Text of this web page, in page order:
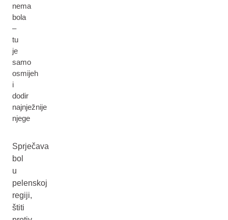
nema
bola
–
tu
je
samo
osmijeh
i
dodir
najnježnije
njege
Sprječava
bol
u
pelenskoj
regiji,
štiti